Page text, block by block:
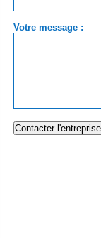
Votre message :